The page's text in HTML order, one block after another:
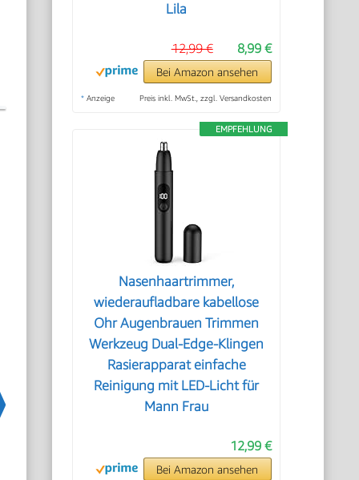
Lila
8,99 €
12,99 €
Bei Amazon ansehen
* Anzeige Preis inkl. MwSt., zzgl. Versandkosten
EMPFEHLUNG
Nasenhaartrimmer,
wiederaufladbare kabellose
Ohr Augenbrauen Trimmen
Werkzeug Dual-Edge-Klingen
Rasierapparat einfache
Reinigung mit LED-Licht für
Mann Frau
12,99 €
Bei Amazon ansehen